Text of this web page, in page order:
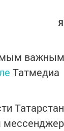
Татмедиа